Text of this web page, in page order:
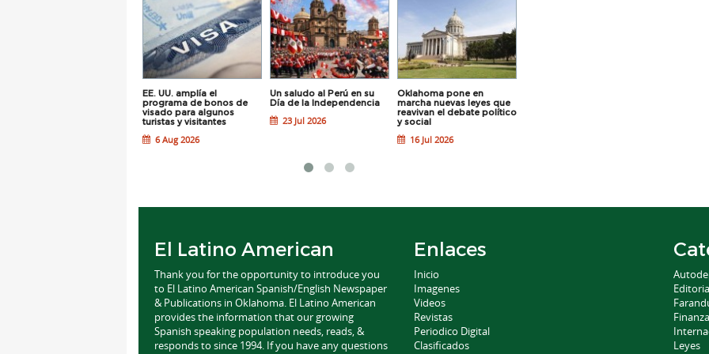
EE. UU. amplía el
programa de bonos de
visado para algunos
turistas y visitantes
6 Aug 2026
Un saludo al Perú en su
Día de la Independencia
23 Jul 2026
Oklahoma pone en
marcha nuevas leyes que
reavivan el debate político
y social
16 Jul 2026
El Latino American
Thank you for the opportunity to introduce you
to El Latino American Spanish/English Newspaper
& Publications in Oklahoma. El Latino American
provides the information that our growing
Spanish speaking population needs, reads, &
responds to since 1994. If you have any questions
Enlaces
Inicio
Imagenes
Videos
Revistas
Periodico Digital
Clasificados
Leyes